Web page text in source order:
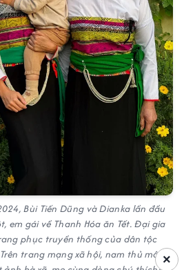
Bùi Tiến Dũng và Dianka lần đầu
em gái về Thanh Hóa ăn Tết. Đại gia
phục truyền thống của dân tộc
trang mạng xã hội, nam thủ môn×